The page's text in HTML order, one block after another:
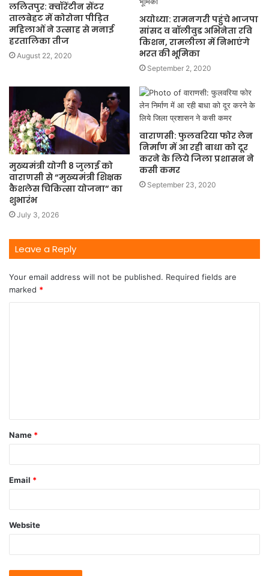
ललितपुर: क्वॉरेंटीन सेंटर
तालबेहट में कोरोना पीड़ित
महिलाओं ने उत्साह से मनाई
हरतालिका तीज
August 22, 2020
अयोध्या: रामनगरी पहुंचे भाजपा
सांसद व बॉलीवुड अभिनेता रवि
किशन, रामलीला में निभाएंगे
भरत की भूमिका
September 2, 2020
मुख्यमंत्री योगी 8 जुलाई को
वाराणसी से “मुख्यमंत्री शिक्षक
कैशलेस चिकित्सा योजना” का
शुभारंभ
July 3, 2026
वाराणसी: फुलवरिया फोर लेन
निर्माण में आ रही बाधा को दूर
करने के लिये जिला प्रशासन ने
कसी कमर
September 23, 2020
Leave a Reply
Your email address will not be published. Required fields are
marked *
Name *
Email *
Website